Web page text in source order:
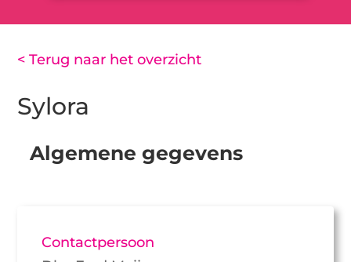
< Terug naar het overzicht
Sylora
Algemene gegevens
Contactpersoon